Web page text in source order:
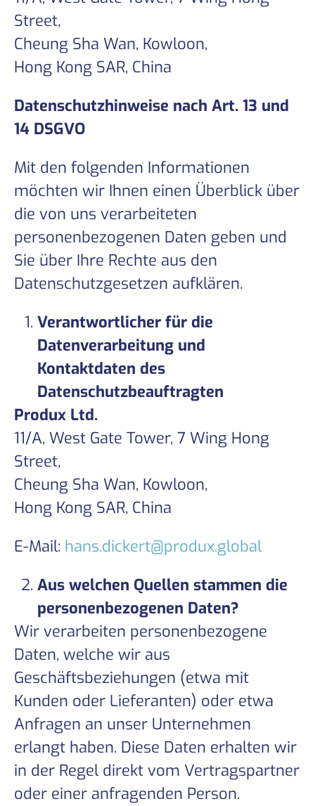
Street,
Cheung Sha Wan, Kowloon,
Hong Kong SAR, China
Datenschutzhinweise nach Art. 13 und
14 DSGVO
Mit den folgenden Informationen
möchten wir Ihnen einen Überblick über
die von uns verarbeiteten
personenbezogenen Daten geben und
Sie über Ihre Rechte aus den
Datenschutzgesetzen aufklären.
Verantwortlicher für die
Datenverarbeitung und
Kontaktdaten des
Datenschutzbeauftragten
Produx Ltd.
11/A, West Gate Tower, 7 Wing Hong
Street,
Cheung Sha Wan, Kowloon,
Hong Kong SAR, China
E-Mail: hans.dickert@produx.global
Aus welchen Quellen stammen die
personenbezogenen Daten?
Wir verarbeiten personenbezogene
Daten, welche wir aus
Geschäftsbeziehungen (etwa mit
Kunden oder Lieferanten) oder etwa
Anfragen an unser Unternehmen
erlangt haben. Diese Daten erhalten wir
in der Regel direkt vom Vertragspartner
oder einer anfragenden Person.